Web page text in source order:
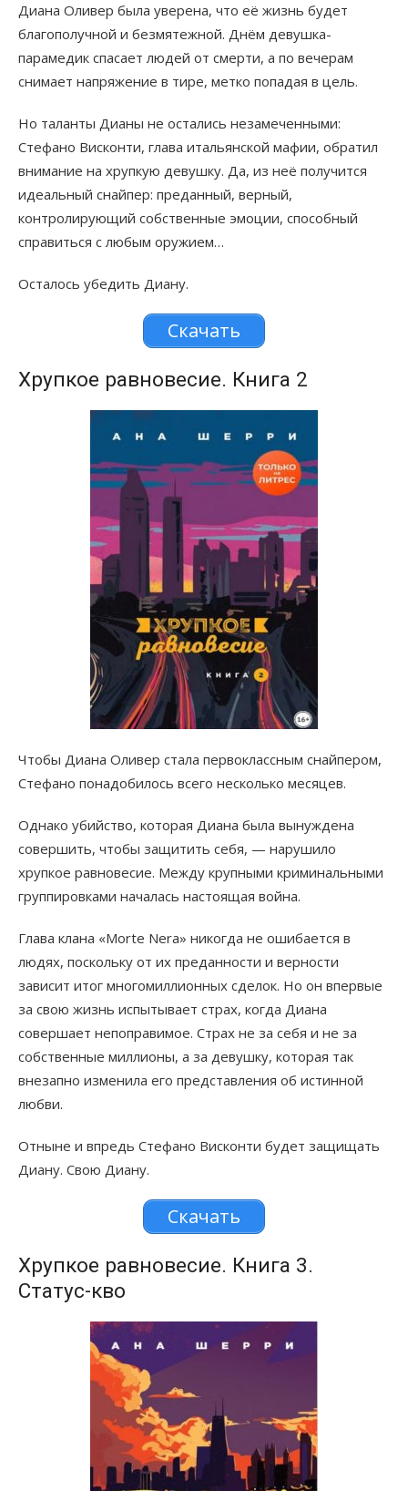
Диана Оливер была уверена, что её жизнь будет
благополучной и безмятежной. Днём девушка-
парамедик спасает людей от смерти, а по вечерам
снимает напряжение в тире, метко попадая в цель.
Но таланты Дианы не остались незамеченными:
Стефано Висконти, глава итальянской мафии, обратил
внимание на хрупкую девушку. Да, из неё получится
идеальный снайпер: преданный, верный,
контролирующий собственные эмоции, способный
справиться с любым оружием…
Осталось убедить Диану.
Скачать
Хрупкое равновесие. Книга 2
Чтобы Диана Оливер стала первоклассным снайпером,
Стефано понадобилось всего несколько месяцев.
Однако убийство, которая Диана была вынуждена
совершить, чтобы защитить себя, — нарушило
хрупкое равновесие. Между крупными криминальными
группировками началась настоящая война.
Глава клана «Morte Nera» никогда не ошибается в
людях, поскольку от их преданности и верности
зависит итог многомиллионных сделок. Но он впервые
за свою жизнь испытывает страх, когда Диана
совершает непоправимое. Страх не за себя и не за
собственные миллионы, а за девушку, которая так
внезапно изменила его представления об истинной
любви.
Отныне и впредь Стефано Висконти будет защищать
Диану. Свою Диану.
Скачать
Хрупкое равновесие. Книга 3.
Статус-кво